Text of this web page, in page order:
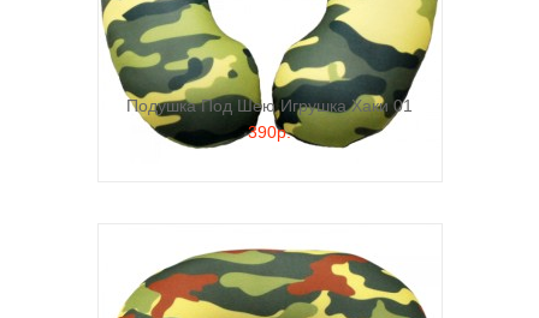
Подушка Под Шею Игрушка Хаки 01
390р.